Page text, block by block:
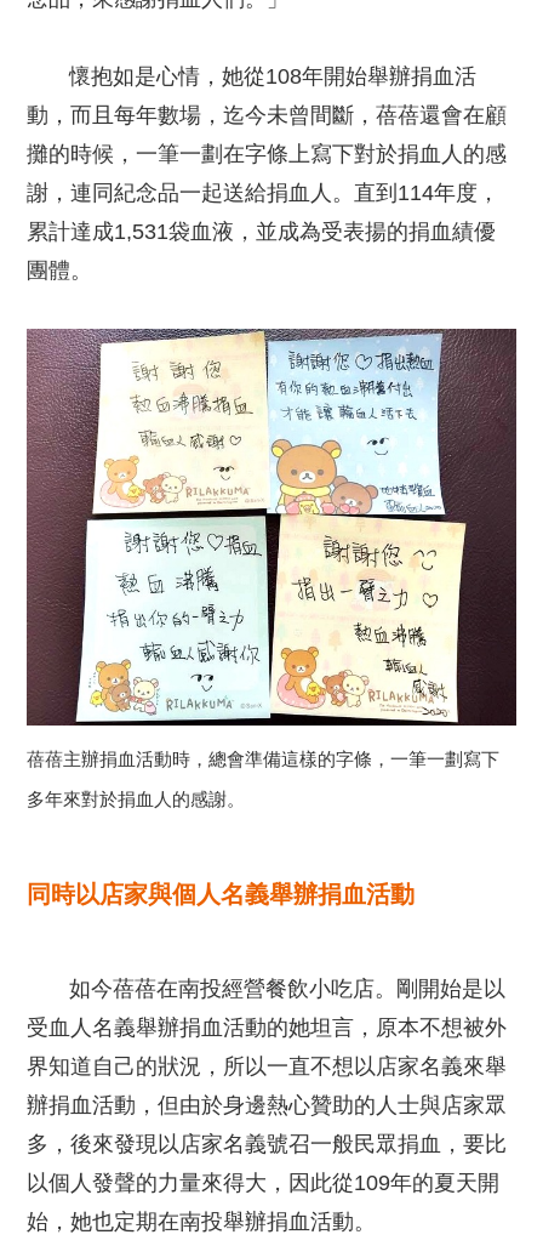
懷抱如是心情，她從108年開始舉辦捐血活
動，而且每年數場，迄今未曾間斷，蓓蓓還會在顧
攤的時候，一筆一劃在字條上寫下對於捐血人的感
謝，連同紀念品一起送給捐血人。直到114年度，
累計達成1,531袋血液，並成為受表揚的捐血績優
團體。
蓓蓓主辦捐血活動時，總會準備這樣的字條，一筆一劃寫下
多年來對於捐血人的感謝。
同時以店家與個人名義舉辦捐血活動
如今蓓蓓在南投經營餐飲小吃店。剛開始是以
受血人名義舉辦捐血活動的她坦言，原本不想被外
界知道自己的狀況，所以一直不想以店家名義來舉
辦捐血活動，但由於身邊熱心贊助的人士與店家眾
多，後來發現以店家名義號召一般民眾捐血，要比
以個人發聲的力量來得大，因此從109年的夏天開
始，她也定期在南投舉辦捐血活動。